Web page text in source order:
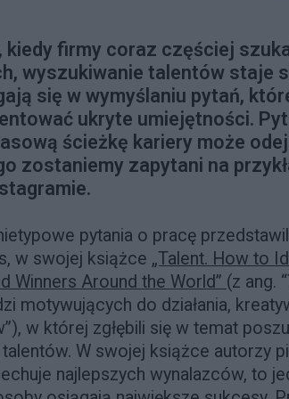
kiedy firmy coraz częściej
wyszukiwanie talentów staje
się w wymyślaniu pytań,
ukryte umiejętności.
ścieżkę kariery może
zostaniemy zapytani na
pytania o pracę
w swojej książce „Talent. How to
Winners Around the World” (z ang.
motywujących do działania,
w której zgłębili się w temat
W swojej książce autorzy
najlepszych wynalazców, to